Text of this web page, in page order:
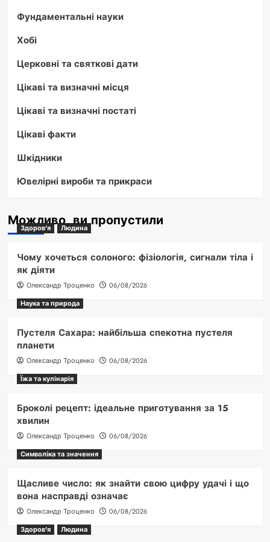
Фундаментальні науки
Хобі
Церковні та святкові дати
Цікаві та визначні місця
Цікаві та визначні постаті
Цікаві факти
Шкідники
Ювелірні вироби та прикраси
Можливо, ви пропустили
Здоров'я Людина
Чому хочеться солоного: фізіологія, сигнали тіла і
як діяти
Олександр Троценко
06/08/2026
Наука та природа
Пустеля Сахара: найбільша спекотна пустеля
планети
Олександр Троценко
06/08/2026
Їжа та кулінарія
Броколі рецепт: ідеальне приготування за 15
хвилин
Олександр Троценко
06/08/2026
Символіка та значення
Щасливе число: як знайти свою цифру удачі і що
вона насправді означає
Олександр Троценко
06/08/2026
Здоров'я
Людина